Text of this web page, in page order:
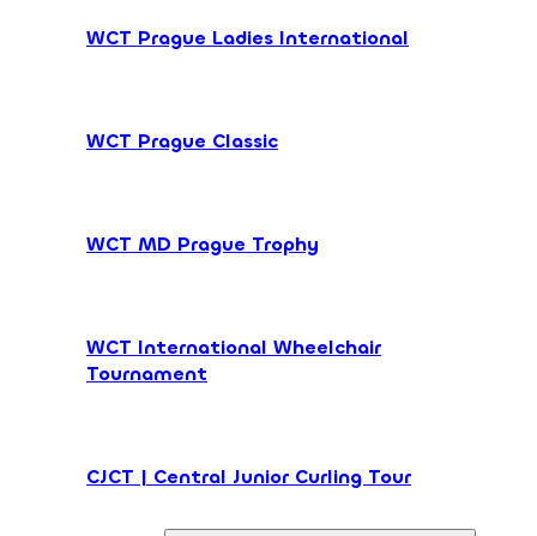
WCT Prague Ladies International
WCT Prague Classic
WCT MD Prague Trophy
WCT International Wheelchair
Tournament
CJCT | Central Junior Curling Tour